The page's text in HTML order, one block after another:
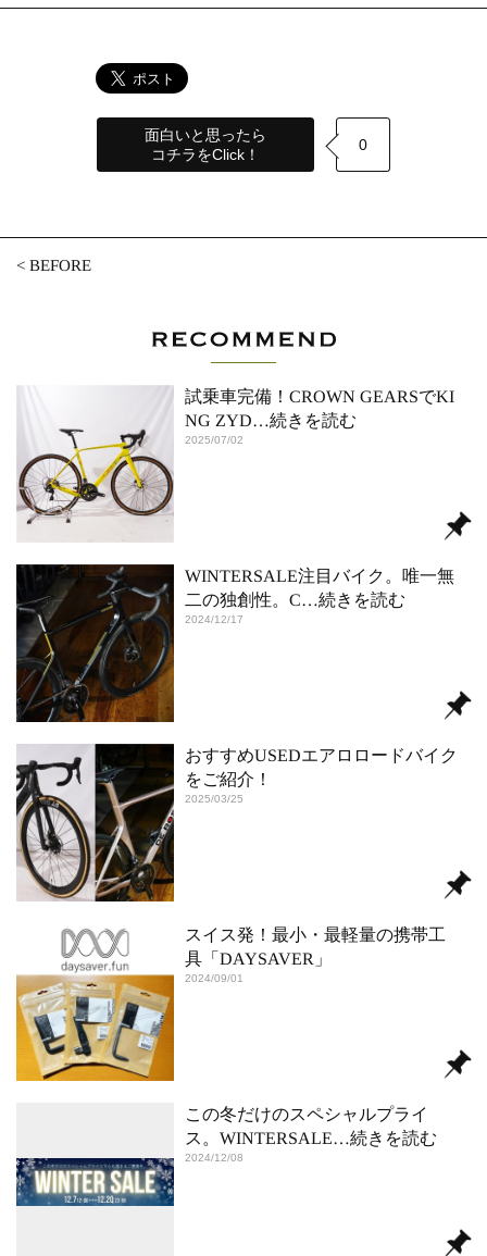
面白いと思ったら
コチラをClick！
0
<BEFORE
試乗車完備！CROWN GEARSでKI
NG ZYD…続きを読む
2025/07/02
WINTERSALE注目バイク。唯一無
二の独創性。C…続きを読む
2024/12/17
おすすめUSEDエアロロードバイク
をご紹介！
2025/03/25
スイス発！最小・最軽量の携帯工
具「DAYSAVER」
2024/09/01
この冬だけのスペシャルプライ
ス。WINTERSALE…続きを読む
2024/12/08